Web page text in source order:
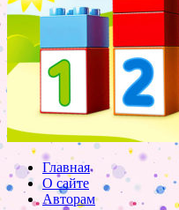
Главная
О сайте
Авторам